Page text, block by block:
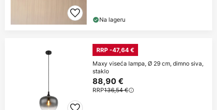
Na lageru
RRP -47,64 €
Maxy viseća lampa, Ø 29 cm, dimno siva,
staklo
88,90 €
RRP136,54 €